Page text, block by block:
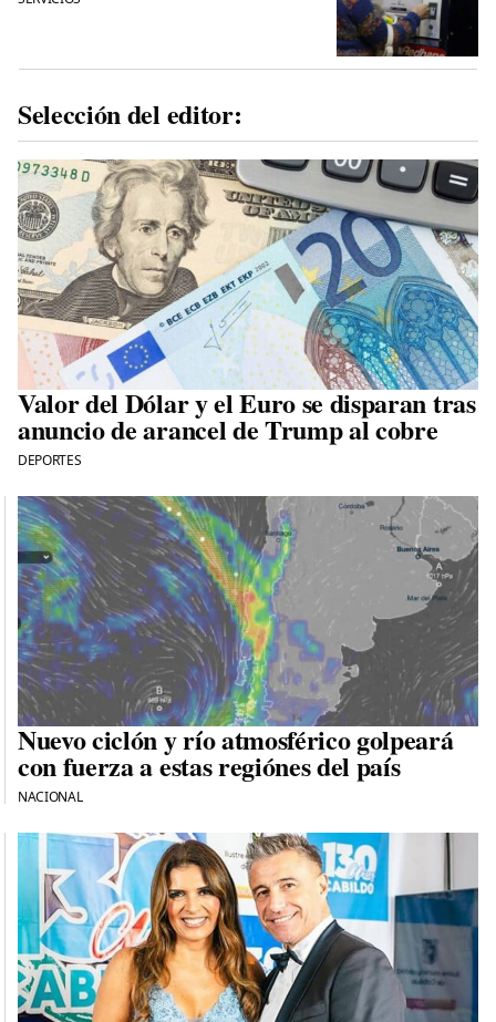
Selección del editor:
Valor del Dólar y el Euro se disparan tras
anuncio de arancel de Trump al cobre
DEPORTES
Nuevo ciclón y río atmosférico golpeará
con fuerza a estas regiónes del país
NACIONAL